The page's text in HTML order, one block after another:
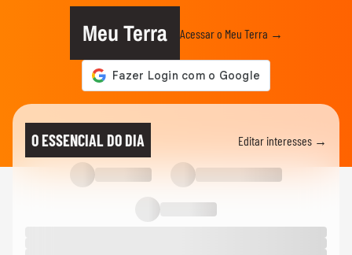
Meu Terra Acessar o Meu Terra →
O ESSENCIAL DO DIA Editar interesses →